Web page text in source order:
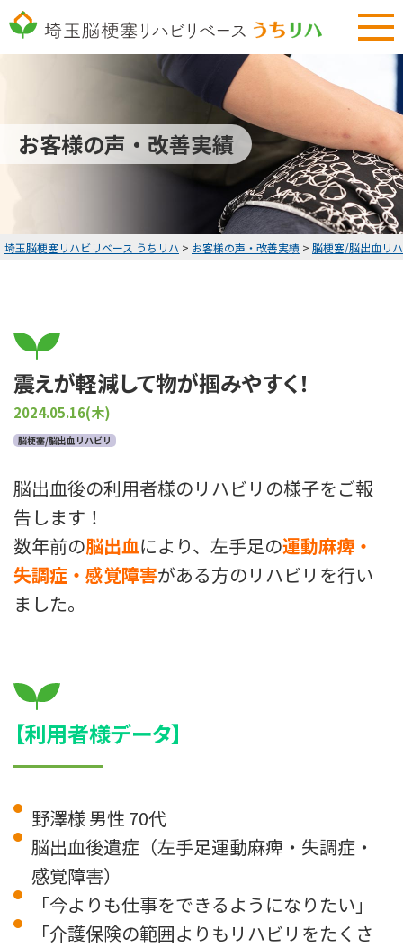
048-577-3794
無料リハビリ体験
HOME
お客様の声・改善実績
リハビリコラム
お知らせ
プライバシーポリシー
お客様の声・改善実績
埼玉脳梗塞リハビリベース うちリハ > お客様の声・改善実績 > 脳梗塞/脳出血リ
震えが軽減して物が掴みやすく！
2024.05.16(木)
脳梗塞/脳出血リハビリ
脳出血後の利用者様のリハビリの様子をご報
告します！
数年前の脳出血により、左手足の運動麻痺・
失調症・感覚障害がある方のリハビリを行い
ました。
【利用者様データ】
野澤様 男性 70代
脳出血後遺症（左手足運動麻痺・失調症・
感覚障害）
「今よりも仕事をできるようになりたい」
「介護保険の範囲よりもリハビリをたくさ